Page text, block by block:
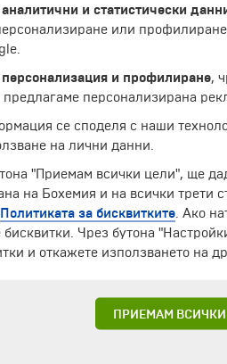
и статистически
или
и профилиране,
предлагаме персонализирана
се споделя с наши
на лични данни.
"Приемам всички цели", ще
на Бохемия и на всички трети
Политиката за бисквитките . Ако
бисквитки. Чрез бутона
и откажете използването на
ПРИЕМАМ